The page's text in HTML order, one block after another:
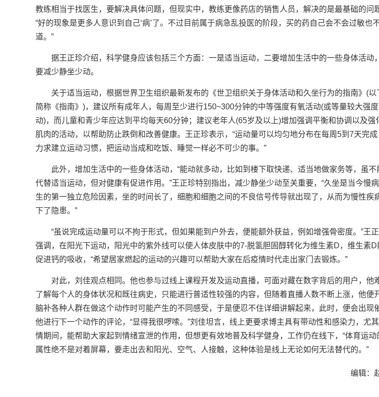
教练相当于找医生，要解决具体问题，但现实中，教练更像药店的销售人员，解决的是最基础的问
“好的现象是更多人意识到自己‘病’了。不过目前属于病急乱投医的阶段，买的药自己会不会过敏也
道。”
据王正珍介绍，科学健身应该包括三个方面：一是适当运动，二要增加生活中的一些身体活动
要减少静坐少动。
关于适当运动，根据世界卫生组织最新发布的《世卫组织关于身体活动和久坐行为的指南》(以
简称《指南》)，建议所有成年人，每周至少进行150~300分钟的中等强度有氧活动(或等量较大强
动)，而儿童和青少年应达到平均每天60分钟；建议老年人(65岁及以上)增加强调平衡和协调以及强
肌肉的活动，以帮助防止跌倒和改善健康。王正珍表示，“运动量可以均匀地分布在每周5到7天完成
力求建立运动习惯，把运动当成和吃饭、睡觉一样必不可少的事。”
此外，增加生活中的一些身体活动，“能动就多动，比如到楼下取快递、适当地做家务等，虽不
代替适当运动，但对健康有促进作用。”王正珍特别指出，减少静坐少动至关重要，“久坐是当今慢
生的第一独立危险因素，坐的时间长了，细胞和细胞之间的不良信号传导就出现了，从而为慢性疾
下了隐患。”
“虽说完成运动量可以不拘于形式，但如果能到户外去，便能额外获益，例如增强骨密度。”王
强调，在阳光下运动，阳光中的紫外线可以使人体皮肤中的7-脱氢胆固醇转化为维生素D，维生素D
促进钙的吸收，“希望居家燃起的运动的兴趣可以帮助大家在后疫情时代走出家门去锻炼。”
对此，刘佳观点相同。他也参与过线上课程开发及运动直播，可面对藏在数字背后的用户，他
了解每个人的身体状况和既往病史，只能进行普适性较强的内容，但随着直播人数不断上涨，他便
脑补各种人群在做这个动作时可能产生的不同感受，于是便忍不住详细讲解起来，此时，便会出现
他进行下一个动作的评论，“显得我很啰嗦。”刘佳坦言，线上更要求博主具有带动性和感染力，尤
情期间，能帮助大家起到情绪宣泄的作用，但想更有效地普及科学健身，工作仍在线下，“体育运动
属性绝不是对着屏幕，要走出去和阳光、空气、人接触，这种体验是线上无论如何无法替代的。”
编辑：